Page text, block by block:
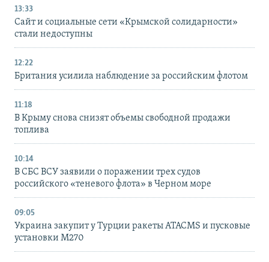
13:33
Сайт и социальные сети «Крымской солидарности»
стали недоступны
12:22
Британия усилила наблюдение за российским флотом
11:18
В Крыму снова снизят объемы свободной продажи
топлива
10:14
В СБС ВСУ заявили о поражении трех судов
российского «теневого флота» в Черном море
09:05
Украина закупит у Турции ракеты ATACMS и пусковые
установки M270